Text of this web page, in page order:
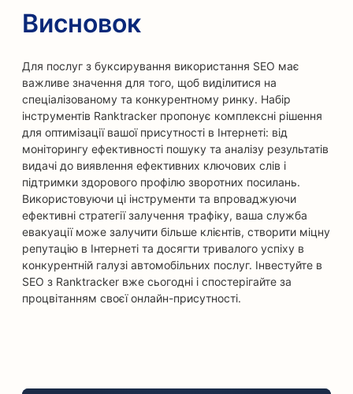
Висновок
Для послуг з буксирування використання SEO має
важливе значення для того, щоб виділитися на
спеціалізованому та конкурентному ринку. Набір
інструментів Ranktracker пропонує комплексні рішення
для оптимізації вашої присутності в Інтернеті: від
моніторингу ефективності пошуку та аналізу результатів
видачі до виявлення ефективних ключових слів і
підтримки здорового профілю зворотних посилань.
Використовуючи ці інструменти та впроваджуючи
ефективні стратегії залучення трафіку, ваша служба
евакуації може залучити більше клієнтів, створити міцну
репутацію в Інтернеті та досягти тривалого успіху в
конкурентній галузі автомобільних послуг. Інвестуйте в
SEO з Ranktracker вже сьогодні і спостерігайте за
процвітанням своєї онлайн-присутності.